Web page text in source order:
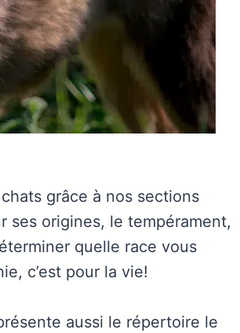
grâce à nos sections
ses origines, le tempérament,
quelle race vous
c’est pour la vie!
aussi le répertoire le